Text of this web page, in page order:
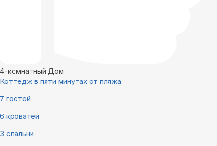
4-комнатный Дом
Коттедж в пяти минутах от пляжа
7 гостей
6 кроватей
3 спальни